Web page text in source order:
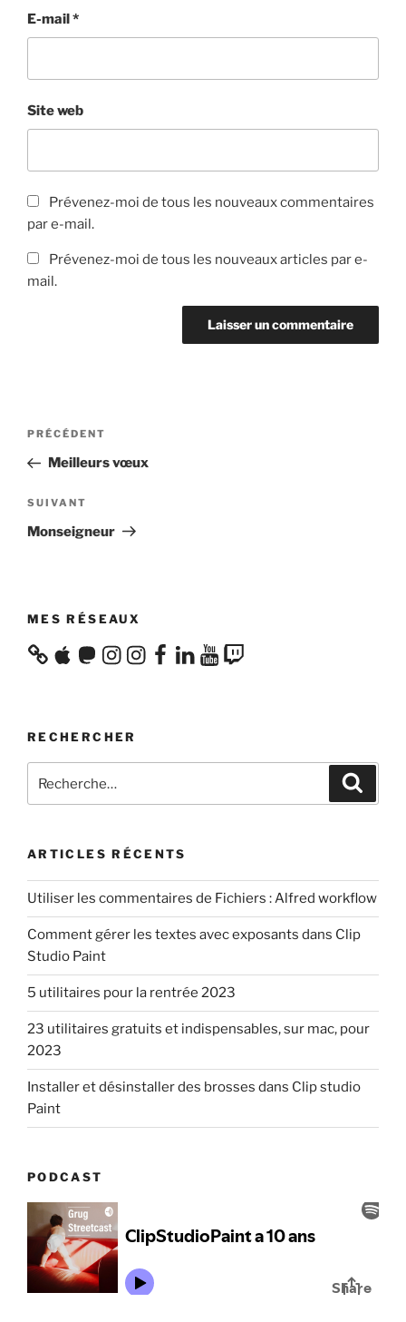
E-mail*
Site web
Prévenez-moi de tous les nouveaux commentaires
par e-mail.
Prévenez-moi de tous les nouveaux articles par e-
mail.
Navigation
l’article
Article
précédent
PRÉCÉDENT
Meilleurs vœux
Article
suivant
SUIVANT
Monseigneur
MES RÉSEAUX
AppleMastodon
Instagram
Instagram
Facebook
LinkedIn
YouTube
Twitch
RECHERCHER
pour
ARTICLES RÉCENTS
Utiliser les commentaires de Fichiers : Alfred workflow
Comment gérer les textes avec exposants dans Clip
Studio Paint
5 utilitaires pour la rentrée 2023
23 utilitaires gratuits et indispensables, sur mac, pour
2023
Installer et désinstaller des brosses dans Clip studio
Paint
PODCAST